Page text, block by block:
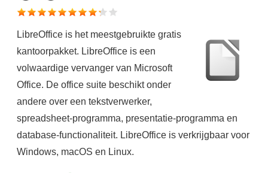
LibreOffice is het meestgebruikte gratis
kantoorpakket. LibreOffice is een
volwaardige vervanger van Microsoft
Office. De office suite beschikt onder
andere over een tekstverwerker,
spreadsheet-programma, presentatie-programma en
database-functionaliteit. LibreOffice is verkrijgbaar voor
Windows, macOS en Linux.